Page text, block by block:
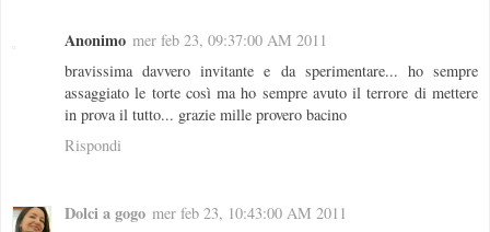
Anonimo mer feb 23, 09:37:00 AM 2011
bravissima davvero invitante e da sperimentare... ho sempre
assaggiato le torte così ma ho sempre avuto il terrore di mettere
in prova il tutto... grazie mille provero bacino
Rispondi
Dolci a gogo mer feb 23, 10:43:00 AM 2011